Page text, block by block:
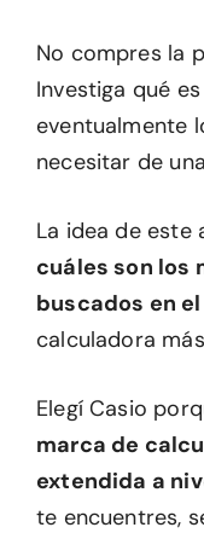
No compres la
Investiga qué
eventualmente
necesitar de
La idea de este
cuáles son los
buscados en
calculadora
Elegí Casio
marca de
extendida a
te encuentres,